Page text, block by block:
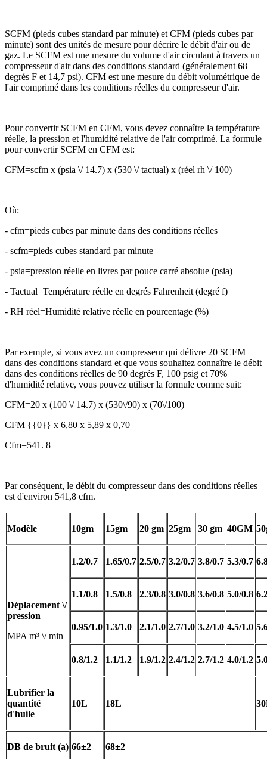
SCFM (pieds cubes standard par minute) et CFM (pieds cubes par
minute) sont des unités de mesure pour décrire le débit d'air ou de
gaz. Le SCFM est une mesure du volume d'air circulant à travers un
compresseur d'air dans des conditions standard (généralement 68
degrés F et 14,7 psi). CFM est une mesure du débit volumétrique de
l'air comprimé dans les conditions réelles du compresseur d'air.
Pour convertir SCFM en CFM, vous devez connaître la température
réelle, la pression et l'humidité relative de l'air comprimé. La formule
pour convertir SCFM en CFM est:
CFM=scfm x (psia \/ 14.7) x (530 \/ tactual) x (réel rh \/ 100)
Où:
- cfm=pieds cubes par minute dans des conditions réelles
- scfm=pieds cubes standard par minute
- psia=pression réelle en livres par pouce carré absolue (psia)
- Tactual=Température réelle en degrés Fahrenheit (degré f)
- RH réel=Humidité relative réelle en pourcentage (%)
Par exemple, si vous avez un compresseur qui délivre 20 SCFM
dans des conditions standard et que vous souhaitez connaître le débit
dans des conditions réelles de 90 degrés F, 100 psig et 70%
d'humidité relative, vous pouvez utiliser la formule comme suit:
CFM=20 x (100 \/ 14.7) x (530\/90) x (70\/100)
CFM {{0}} x 6,80 x 5,89 x 0,70
Cfm=541. 8
Par conséquent, le débit du compresseur dans des conditions réelles
est d'environ 541,8 cfm.
Modèle 10gm 15gm 20 gm 25gm 30 gm 40GM
Déplacement \/
pression
MPA m³ \/ min
1.2/0.7 1.65/0.7 2.5/0.7 3.2/0.7 3.8/0.7 5.3/0.7
1.1/0.8 1.5/0.8 2.3/0.8 3.0/0.8 3.6/0.8 5.0/0.8
0.95/1.0 1.3/1.0 2.1/1.0 2.7/1.0 3.2/1.0 4.5/1.0
0.8/1.2 1.1/1.2 1.9/1.2 2.4/1.2 2.7/1.2 4.0/1.2
Lubrifier la
quantité
d'huile
10L 18L
DB de bruit (a) 66±2 68±2